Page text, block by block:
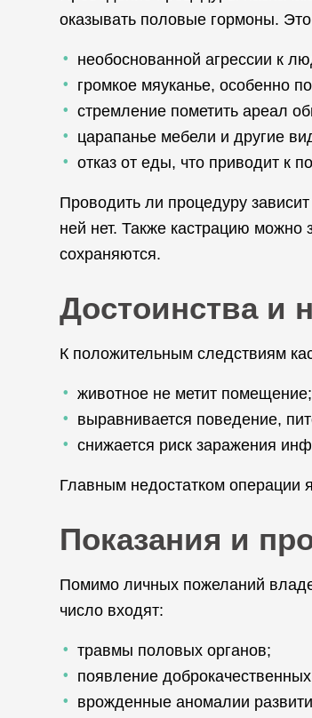
оказывать половые гормоны.
необоснованной агрессии к
громкое мяуканье, особенно
стремление пометить ареал
царапанье мебели и другие
отказ от еды, что приводит к
Проводить ли процедуру
ней нет. Также кастрацию можно
сохраняются.
Достоинства и
К положительным следствиям
животное не метит помещение;
выравнивается поведение,
снижается риск заражения
Главным недостатком операции
Показания и
Помимо личных пожеланий
число входят:
травмы половых органов;
появление
врожденные аномалии